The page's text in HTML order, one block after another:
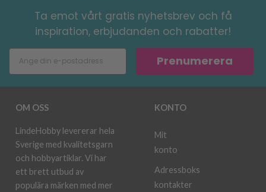
Ta emot vårt gratis nyhetsbrev och få
inspiration, erbjudanden och rabatter!
Prenumerera
OM OSS
LindeHobby levererar hela
Sverige med kvalitetsgarn
och hobbyartiklar. Vi har
ett brett utbud av
populära märken med mer
KONTO
Mit
konto
Adressboks
kontakter